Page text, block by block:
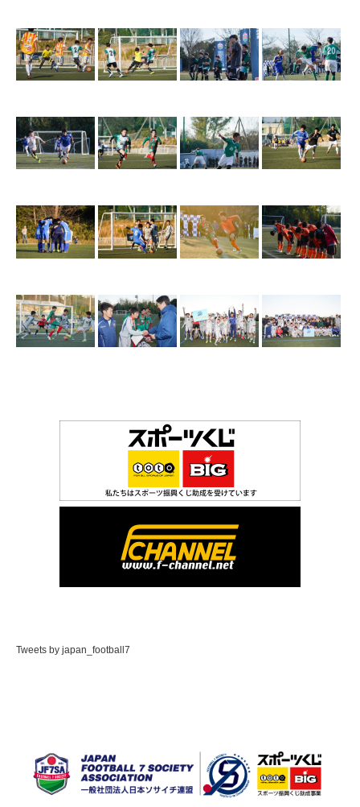
Tweets by japan_football7